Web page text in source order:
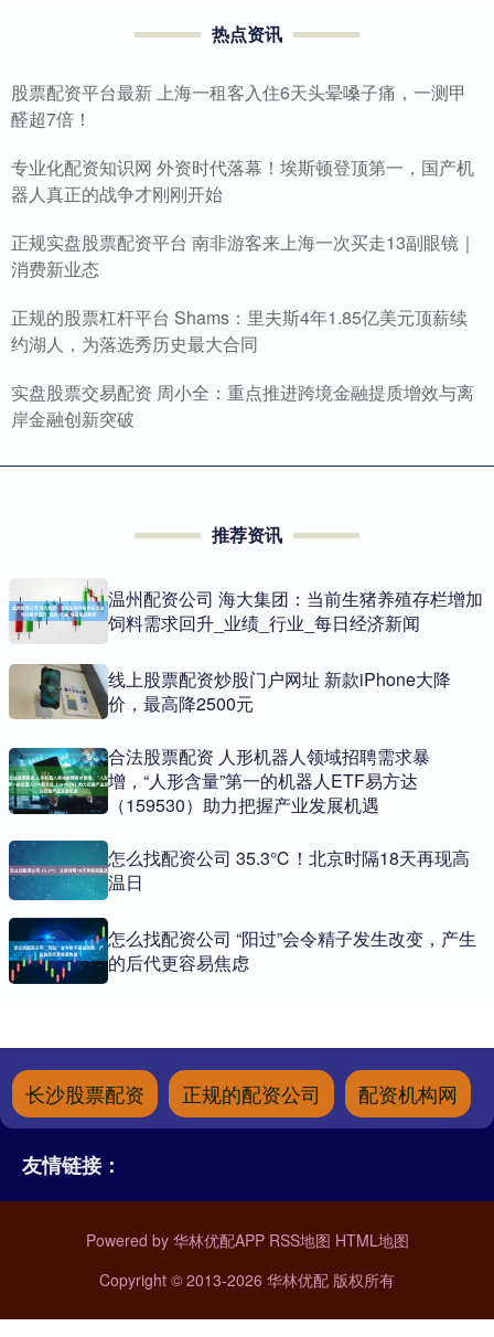
热点资讯
股票配资平台最新 上海一租客入住6天头晕嗓子痛，一测甲
醛超7倍！
专业化配资知识网 外资时代落幕！埃斯顿登顶第一，国产机
器人真正的战争才刚刚开始
正规实盘股票配资平台 南非游客来上海一次买走13副眼镜｜
消费新业态
正规的股票杠杆平台 Shams：里夫斯4年1.85亿美元顶薪续
约湖人，为落选秀历史最大合同
实盘股票交易配资 周小全：重点推进跨境金融提质增效与离
岸金融创新突破
推荐资讯
温州配资公司 海大集团：当前生猪养殖存栏增加
饲料需求回升_业绩_行业_每日经济新闻
线上股票配资炒股门户网址 新款iPhone大降
价，最高降2500元
合法股票配资 人形机器人领域招聘需求暴
增，“人形含量”第一的机器人ETF易方达
（159530）助力把握产业发展机遇
怎么找配资公司 35.3℃！北京时隔18天再现高
温日
怎么找配资公司 “阳过”会令精子发生改变，产生
的后代更容易焦虑
长沙股票配资 正规的配资公司 配资机构网
友情链接：
Powered by 华林优配APP RSS地图 HTML地图
Copyright © 2013-2026 华林优配 版权所有